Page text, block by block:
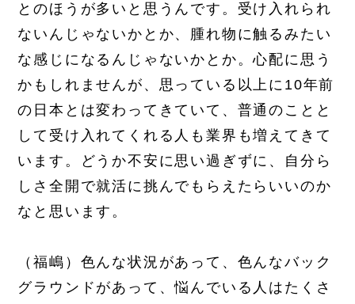
とのほうが多いと思うんです。受け入れられ
ないんじゃないかとか、腫れ物に触るみたい
な感じになるんじゃないかとか。心配に思う
かもしれませんが、思っている以上に10年前
の日本とは変わってきていて、普通のことと
して受け入れてくれる人も業界も増えてきて
います。どうか不安に思い過ぎずに、自分ら
しさ全開で就活に挑んでもらえたらいいのか
なと思います。
（福嶋）色んな状況があって、色んなバック
グラウンドがあって、悩んでいる人はたくさ